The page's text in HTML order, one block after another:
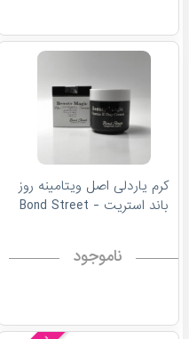
کرم یاردلی اصل ویتامینه روز
باند استریت - Bond Street
ناموجود